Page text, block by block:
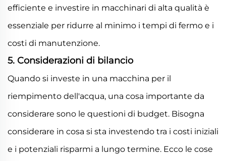
efficiente e investire in macchinari di alta qualità è
essenziale per ridurre al minimo i tempi di fermo e i
costi di manutenzione.
5. Considerazioni di bilancio
Quando si investe in una macchina per il
riempimento dell'acqua, una cosa importante da
considerare sono le questioni di budget. Bisogna
considerare in cosa si sta investendo tra i costi iniziali
e i potenziali risparmi a lungo termine. Ecco le cose